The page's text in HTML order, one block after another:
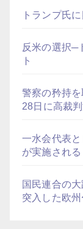
トランプ氏
反米の選択─
ト
警察の矜持
28日に高裁判
一水会代表
が実施される
国民連合の
突入した欧州